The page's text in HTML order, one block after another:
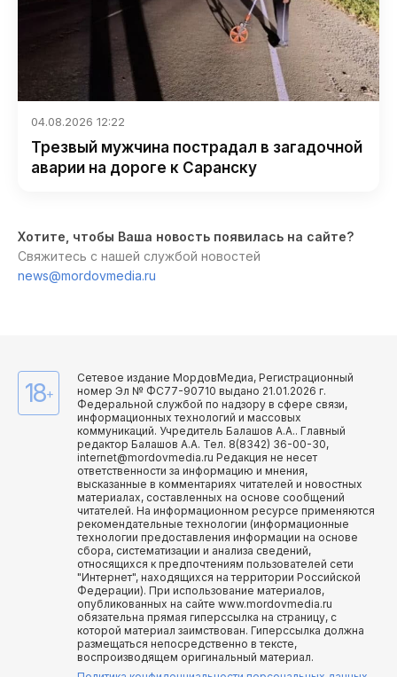
04.08.2026 12:22
Трезвый мужчина пострадал в загадочной
аварии на дороге к Саранску
Хотите, чтобы Ваша новость появилась на сайте?
Свяжитесь с нашей службой новостей
news@mordovmedia.ru
18+
Сетевое издание МордовМедиа, Регистрационный
номер Эл № ФС77-90710 выдано 21.01.2026 г.
Федеральной службой по надзору в сфере связи,
информационных технологий и массовых
коммуникаций. Учредитель Балашов А.А.. Главный
редактор Балашов А.А. Тел. 8(8342) 36-00-30,
internet@mordovmedia.ru Редакция не несет
ответственности за информацию и мнения,
высказанные в комментариях читателей и новостных
материалах, составленных на основе сообщений
читателей. На информационном ресурсе применяются
рекомендательные технологии (информационные
технологии предоставления информации на основе
сбора, систематизации и анализа сведений,
относящихся к предпочтениям пользователей сети
"Интернет", находящихся на территории Российской
Федерации). При использование материалов,
опубликованных на сайте www.mordovmedia.ru
обязательна прямая гиперссылка на страницу, с
которой материал заимствован. Гиперссылка должна
размещаться непосредственно в тексте,
воспроизводящем оригинальный материал.